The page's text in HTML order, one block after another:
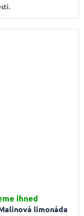
limonáda
hvězdiček.
ihned